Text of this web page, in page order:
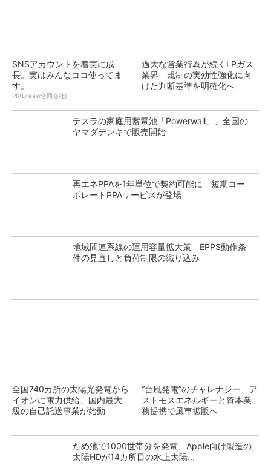
SNSアカウントを着実に成
長。実はみんなココ使ってま
す。
PR(Dreaw合同会社)
過大な営業行為が続くLPガス
業界 規制の実効性強化に向
けた判断基準を明確化へ
テスラの家庭用蓄電池「Powerwall」、全国の
ヤマダデンキで販売開始
再エネPPAを1年単位で契約可能に 短期コー
ポレートPPAサービスが登場
地域間連系線の運用容量拡大策 EPPS動作条
件の見直しと負荷制限の織り込み
全国740カ所の太陽光発電から
イオンに電力供給、国内最大
級の自己託送事業が始動
“台風発電”のチャレナジー、ア
ストモスエネルギーと資本業
務提携で風車拡販へ
ため池で1000世帯分を発電、Apple向け製造の
太陽HDが14カ所目の水上太陽...